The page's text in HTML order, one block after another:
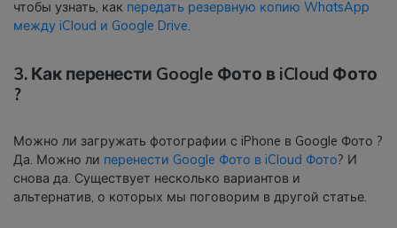
чтобы узнать, как передать резервную копию WhatsApp
между iCloud и Google Drive
3. Как перенести Google Фото в iCloud Фото
?
Можно ли загружать фотографии с iPhone в Google Фото ?
Да. Можно ли перенести Google Фото в iCloud Фото? И
снова да. Существует несколько вариантов и
альтернатив, о которых мы поговорим в другой статье.